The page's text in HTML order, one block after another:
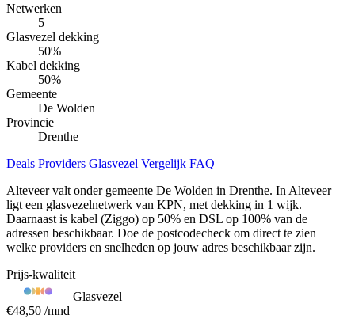
Netwerken
5
Glasvezel dekking
50%
Kabel dekking
50%
Gemeente
De Wolden
Provincie
Drenthe
Deals Providers Glasvezel Vergelijk FAQ
Alteveer valt onder gemeente De Wolden in Drenthe. In Alteveer
ligt een glasvezelnetwerk van KPN, met dekking in 1 wijk.
Daarnaast is kabel (Ziggo) op 50% en DSL op 100% van de
adressen beschikbaar. Doe de postcodecheck om direct te zien
welke providers en snelheden op jouw adres beschikbaar zijn.
Prijs-kwaliteit
Glasvezel
€48,50 /mnd